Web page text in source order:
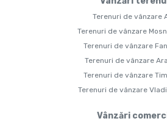
Terenuri de vânzare
Terenuri de vânzare
Terenuri de vânzare
Terenuri de vânzare
Terenuri de vânzare
Terenuri de vânzare
Vânzări